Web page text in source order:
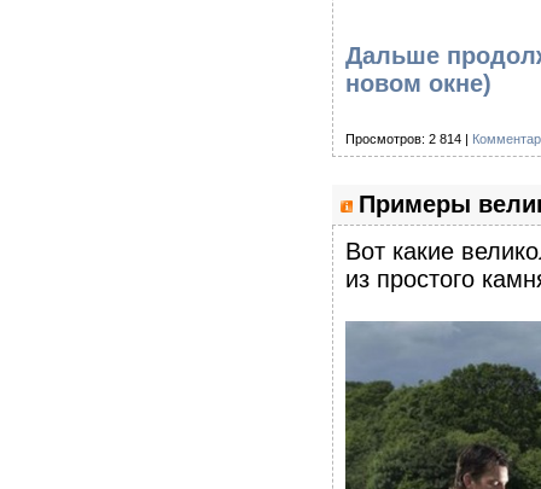
Дальше
новом окне)
Просмотров: 2 814 |
Примеры
Вот какие
из простого